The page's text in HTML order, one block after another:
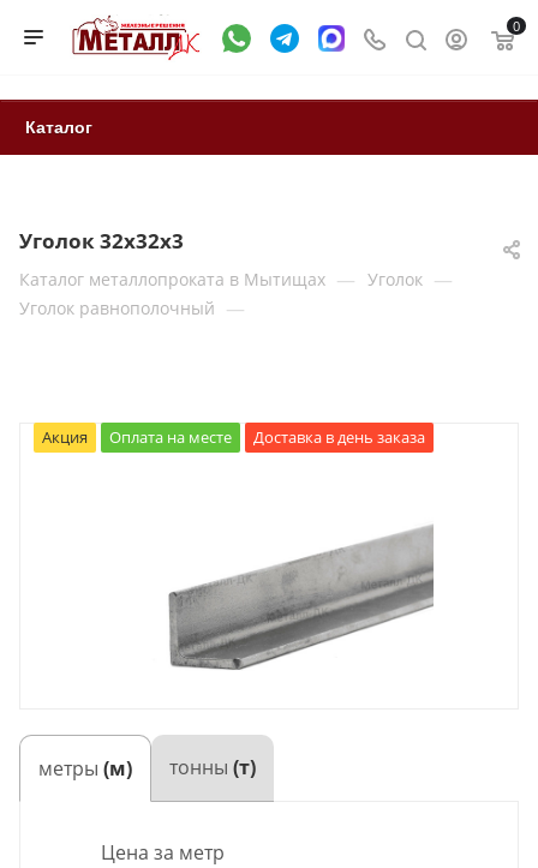
0
Каталог
Уголок 32х32х3
Каталог металлопроката в Мытищах — Уголок —
Уголок равнополочный —
Акция Оплата на месте Доставка в день заказа
метры (м) тонны (т)
Цена за метр